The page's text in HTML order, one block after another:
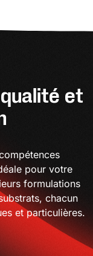
et
pour votre
formulations
chacun
et particulières.